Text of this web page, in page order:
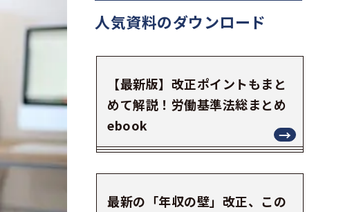
人気資料のダウンロード
【最新版】改正ポイントもまと
めて解説！労働基準法総まとめ
ebook
最新の「年収の壁」改正、この